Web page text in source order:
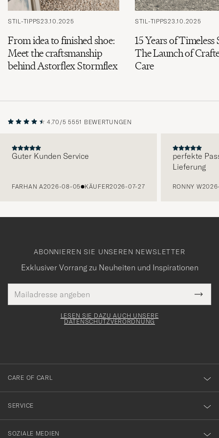
STIL-TIPPS23.10.2025
From idea to finished shoe:
Meet the craftsmanship
behind Astorflex Stormflex
STIL-TIPPS23.10.2025
15 Years of Timeless
The Launch of
Care
4.70/5 5551 BEWERTUNGEN
Guter Kunden Service
FARHAN A2026-08-05 KÄUFER2026-07-27
perfekte
Lieferung
RONNY W
ABONNIEREN SIE UNSEREN NEWSLETTER
Exklusiver Vorrang zu Neuheiten und Inspirationen
Mail
Adresse
Tack
för
dig
till
vårt
nyhetsbrev!
LESEN SIE DAZU AUCH UNSERE
DATENSCHUTZVERORDNUNG
CARE OF CARL
SERVICE
SOZIALE MEDIEN